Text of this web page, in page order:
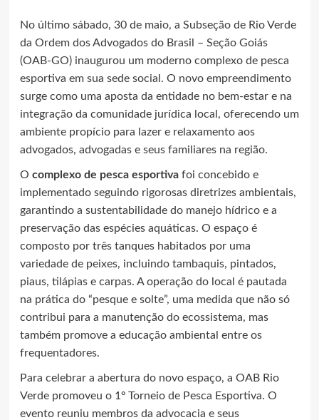
No último sábado, 30 de maio, a Subseção de Rio Verde
da Ordem dos Advogados do Brasil – Seção Goiás
(OAB-GO) inaugurou um moderno complexo de pesca
esportiva em sua sede social. O novo empreendimento
surge como uma aposta da entidade no bem-estar e na
integração da comunidade jurídica local, oferecendo um
ambiente propício para lazer e relaxamento aos
advogados, advogadas e seus familiares na região.
O complexo de pesca esportivafoi concebido e
implementado seguindo rigorosas diretrizes ambientais,
garantindo a sustentabilidade do manejo hídrico e a
preservação das espécies aquáticas. O espaço é
composto por três tanques habitados por uma
variedade de peixes, incluindo tambaquis, pintados,
piaus, tilápias e carpas. A operação do local é pautada
na prática do “pesque e solte”, uma medida que não só
contribui para a manutenção do ecossistema, mas
também promove a educação ambiental entre os
frequentadores.
Para celebrar a abertura do novo espaço, a OAB Rio
Verde promoveu o 1º Torneio de Pesca Esportiva. O
evento reuniu membros da advocacia e seus